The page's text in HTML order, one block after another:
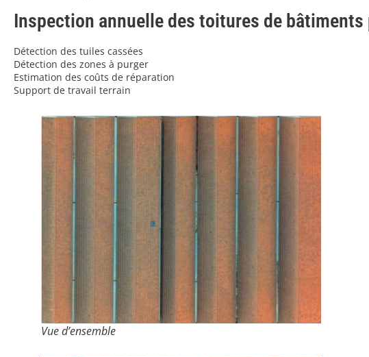
Inspection annuelle des toitures de
Détection des tuiles cassées
Détection des zones à purger
Estimation des coûts de réparation
Support de travail terrain
Vue d’ensemble